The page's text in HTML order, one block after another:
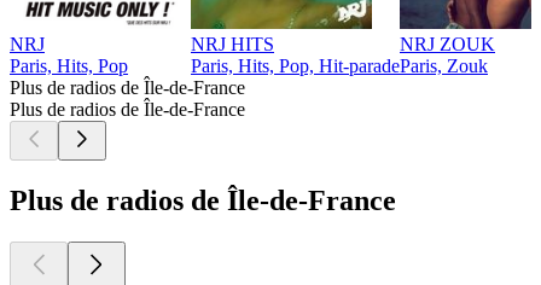
NRJ
Paris, Hits, Pop
NRJ HITS
Paris, Hits, Pop, Hit-parade
NRJ ZOUK
Paris, Zouk
Plus de radios de Île-de-France
Plus de radios de Île-de-France
Plus de radios de Île-de-France